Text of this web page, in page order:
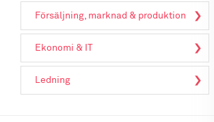
Försäljning, marknad & produktion
Ekonomi & IT
Ledning